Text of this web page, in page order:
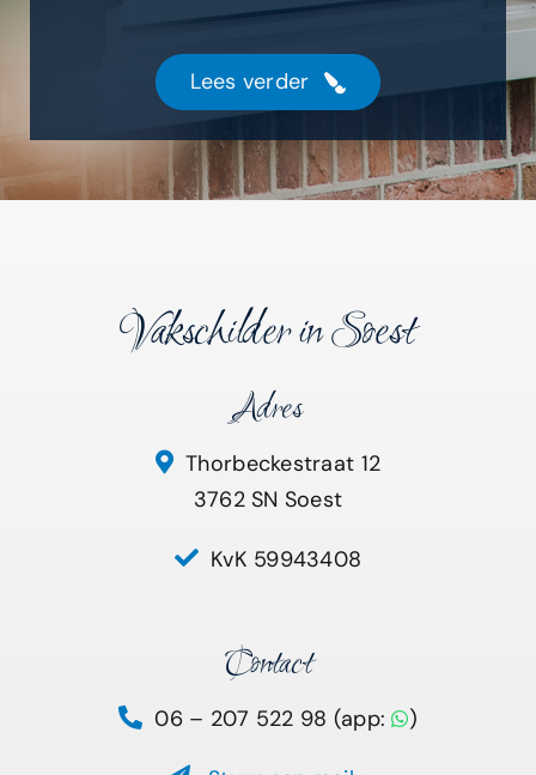
Lees verder
Vakschilder in Soest
Adres
Thorbeckestraat 12
3762 SN Soest
KvK 59943408
Contact
06 – 207 522 98 (app: )